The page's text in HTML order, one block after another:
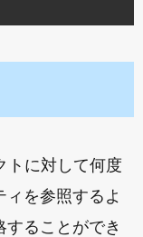
トに対して何度
ィを参照するよ
することができ